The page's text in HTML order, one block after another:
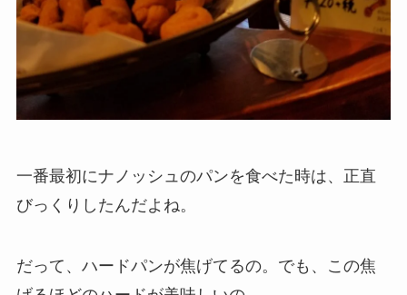
一番最初にナノッシュのパンを食べた時は、正直
びっくりしたんだよね。
だって、ハードパンが焦げてるの。でも、この焦